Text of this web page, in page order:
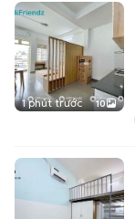
1 phút trước 10